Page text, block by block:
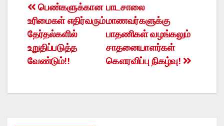
Post
navigation
பாடசாலை
மாணவர்களுக்கு
பாதணிகள் வழங்கலும்
சாதனையாளர்கள்
கௌரவிப்பு நிகழ்வு!
பெண்களுக்கான
உரிமைகள் எதிர்வரும்
தேர்தல்களில்
உறுதிப்படுத்த
வேண்டும்!!